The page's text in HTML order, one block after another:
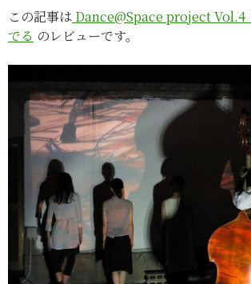
この記事は Dance@Space project Vol.4
でる のレビューです。